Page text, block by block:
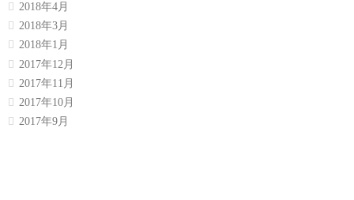
2018年4月
2018年3月
2018年1月
2017年12月
2017年11月
2017年10月
2017年9月